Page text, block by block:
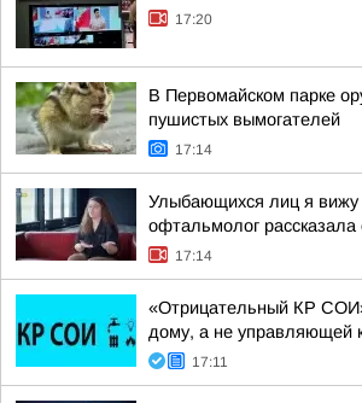
17:20
В Первомайском парке
пушистых вымогателей
17:14
Улыбающихся лиц я
офтальмолог
17:14
«Отрицательный КР
дому, а не управляющей
17:11